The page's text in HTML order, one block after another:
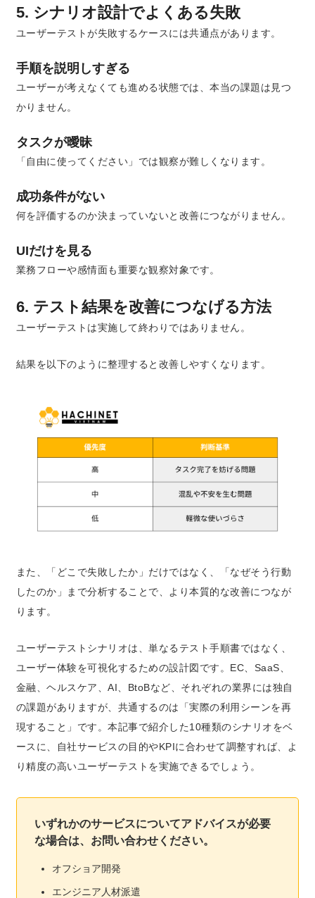
5. シナリオ設計でよくある失敗
ユーザーテストが失敗するケースには共通点があります。
手順を説明しすぎる
ユーザーが考えなくても進める状態では、本当の課題は見つ
かりません。
タスクが曖昧
「自由に使ってください」では観察が難しくなります。
成功条件がない
何を評価するのか決まっていないと改善につながりません。
UIだけを見る
業務フローや感情面も重要な観察対象です。
6. テスト結果を改善につなげる方法
ユーザーテストは実施して終わりではありません。
結果を以下のように整理すると改善しやすくなります。
また、「どこで失敗したか」だけではなく、「なぜそう行動
したのか」まで分析することで、より本質的な改善につなが
ります。
ユーザーテストシナリオは、単なるテスト手順書ではなく、
ユーザー体験を可視化するための設計図です。EC、SaaS、
金融、ヘルスケア、AI、BtoBなど、それぞれの業界には独自
の課題がありますが、共通するのは「実際の利用シーンを再
現すること」です。本記事で紹介した10種類のシナリオをベ
ースに、自社サービスの目的やKPIに合わせて調整すれば、よ
り精度の高いユーザーテストを実施できるでしょう。
いずれかのサービスについてアドバイスが必要
な場合は、お問い合わせください。
オフショア開発
エンジニア人材派遣